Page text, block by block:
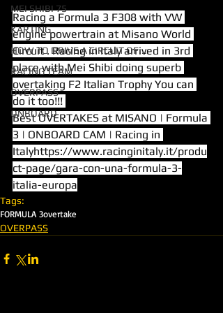
MEI SHIBI 75
KARTING
HOW TO DRIVE A CIRCUIT OF...
RACING TEAM
OVERPASS
ONBOARD
Racing a Formula 3 F308 with VW
engine powertrain at Misano World
Circuit . Racing in Italy arrived in 3rd
place with Mei Shibi doing superb
overtaking F2 Italian Trophy You can
do it too!!!
Best OVERTAKES at MISANO | Formula
3 | ONBOARD CAM | Racing in
Italyhttps://www.racinginitaly.it/produ
ct-page/gara-con-una-formula-3-
italia-europa
Tags:
FORMULA 3overtake
OVERPASS